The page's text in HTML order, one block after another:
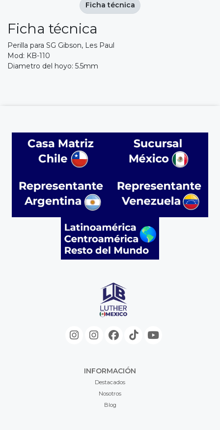
Ficha técnica
Perilla para SG Gibson, Les Paul
Mod: KB-110
Diametro del hoyo: 5.5mm
Ficha técnica
INFORMACIÓN
Destacados
Nosotros
Blog